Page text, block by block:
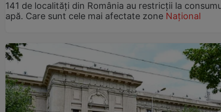
141 de localități din România au restricții la
apă. Care sunt cele mai afectate zone Național